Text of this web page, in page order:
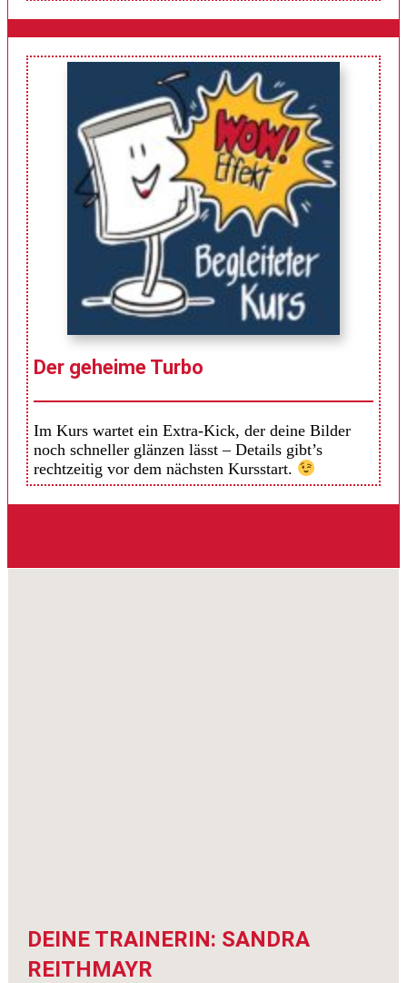
Der geheime Turbo
Im Kurs wartet ein Extra-Kick, der deine Bilder
noch schneller glänzen lässt – Details gibt’s
rechtzeitig vor dem nächsten Kursstart.
DEINE TRAINERIN: SANDRA
REITHMAYR